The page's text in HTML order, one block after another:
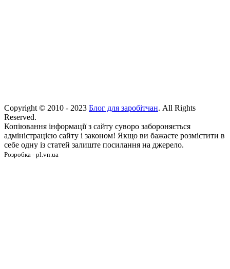
Copyright © 2010 - 2023 Блог для заробітчан. All Rights
Reserved.
Копіювання інформації з сайту суворо забороняється
адміністрацією сайту і законом! Якщо ви бажаєте розмістити в
себе одну із статей залиште посилання на джерело.
Розробка - pl.vn.ua